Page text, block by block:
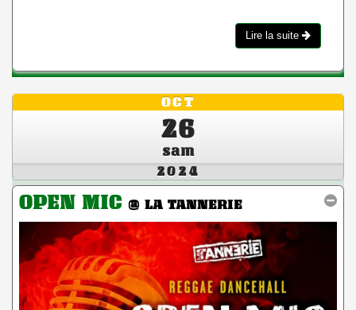
Lire la suite
OCT
26
sam
2024
OPEN MIC @ LA TANNERIE